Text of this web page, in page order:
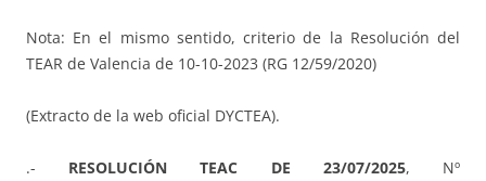
Nota: En el mismo sentido, criterio de la Resolución del
TEAR de Valencia de 10-10-2023 (RG 12/59/2020)
(Extracto de la web oficial DYCTEA).
.- RESOLUCIÓN TEAC DE 23/07/2025, Nº